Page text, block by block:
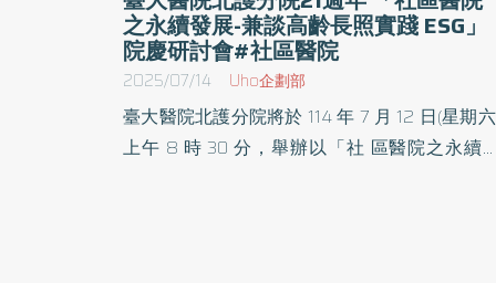
之永續發展-兼談高齡長照實踐 ESG」
院慶研討會#社區醫院
2025/07/14 Uho企劃部
臺大醫院北護分院將於 114 年 7 月 12 日(星期
上午 8 時 30 分，舉辦以「社 區醫院之永續發